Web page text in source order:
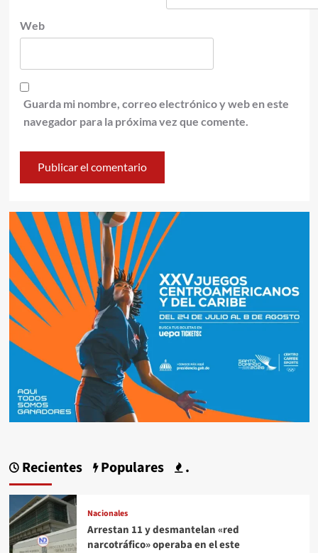
Web
Guarda mi nombre, correo electrónico y web en este
navegador para la próxima vez que comente.
Recientes Populares .
Nacionales
Arrestan 11 y desmantelan «red
narcotráfico» operaba en el este